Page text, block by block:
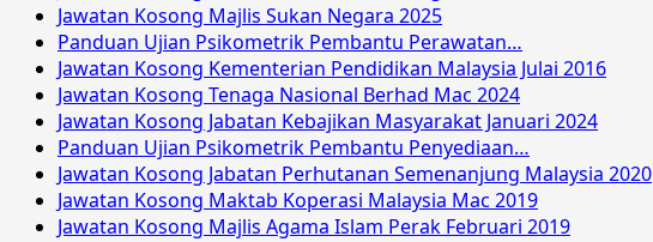
Jawatan Kosong Majlis Sukan Negara 2025
Panduan Ujian Psikometrik Pembantu Perawatan…
Jawatan Kosong Kementerian Pendidikan Malaysia Julai 2016
Jawatan Kosong Tenaga Nasional Berhad Mac 2024
Jawatan Kosong Jabatan Kebajikan Masyarakat Januari 2024
Panduan Ujian Psikometrik Pembantu Penyediaan…
Jawatan Kosong Jabatan Perhutanan Semenanjung Malaysia 2020
Jawatan Kosong Maktab Koperasi Malaysia Mac 2019
Jawatan Kosong Majlis Agama Islam Perak Februari 2019